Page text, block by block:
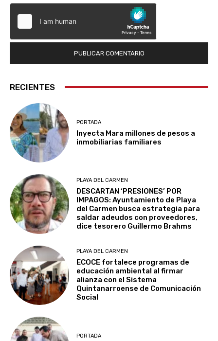
RECIENTES
PORTADA
Inyecta Mara millones de pesos a
inmobiliarias familiares
PLAYA DEL CARMEN
DESCARTAN ‘PRESIONES’ POR
IMPAGOS: Ayuntamiento de Playa
del Carmen busca estrategia para
saldar adeudos con proveedores,
dice tesorero Guillermo Brahms
PLAYA DEL CARMEN
ECOCE fortalece programas de
educación ambiental al firmar
alianza con el Sistema
Quintanarroense de Comunicación
Social
PORTADA